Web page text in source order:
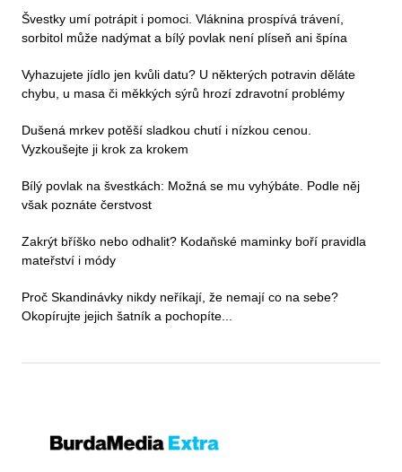
Švestky umí potrápit i pomoci. Vláknina prospívá trávení,
sorbitol může nadýmat a bílý povlak není plíseň ani špína
Vyhazujete jídlo jen kvůli datu? U některých potravin děláte
chybu, u masa či měkkých sýrů hrozí zdravotní problémy
Dušená mrkev potěší sladkou chutí i nízkou cenou.
Vyzkoušejte ji krok za krokem
Bílý povlak na švestkách: Možná se mu vyhýbáte. Podle něj
však poznáte čerstvost
Zakrýt bříško nebo odhalit? Kodaňské maminky boří pravidla
mateřství i módy
Proč Skandinávky nikdy neříkají, že nemají co na sebe?
Okopírujte jejich šatník a pochopíte...